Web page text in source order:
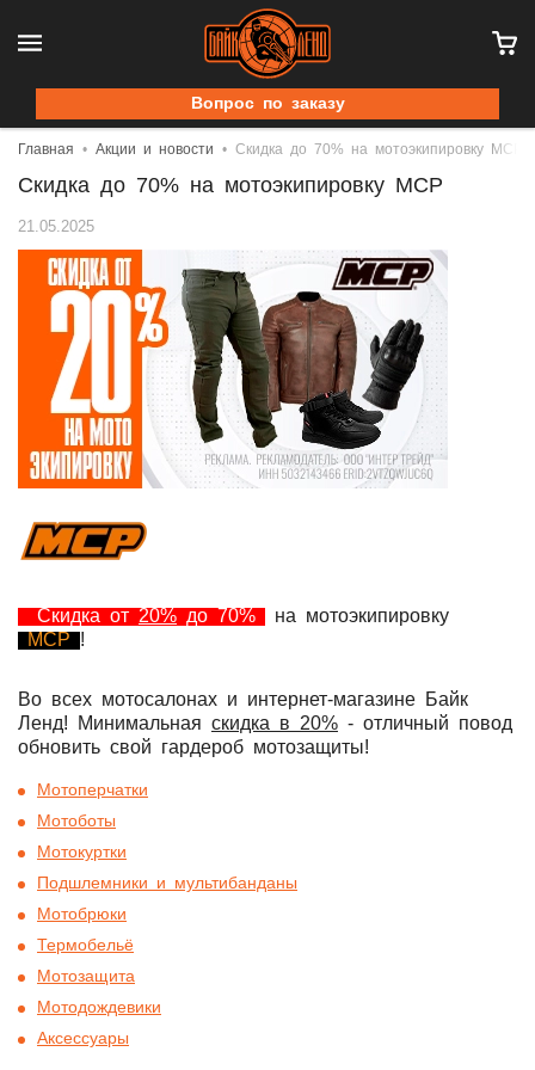
Вопрос по заказу
Главная Акции и новости Скидка до 70% на мотоэкипировку MCP
Скидка до 70% на мотоэкипировку MCP
21.05.2025
Скидка от 20% до 70%
на мотоэкипировку
MCP
!
Во всех мотосалонах и интернет-магазине Байк
Ленд! Минимальная скидка в 20% - отличный повод
обновить свой гардероб мотозащиты!
Мотоперчатки
Мотоботы
Мотокуртки
Подшлемники и мультибанданы
Мотобрюки
Термобельё
Мотозащита
Мотодождевики
Аксессуары